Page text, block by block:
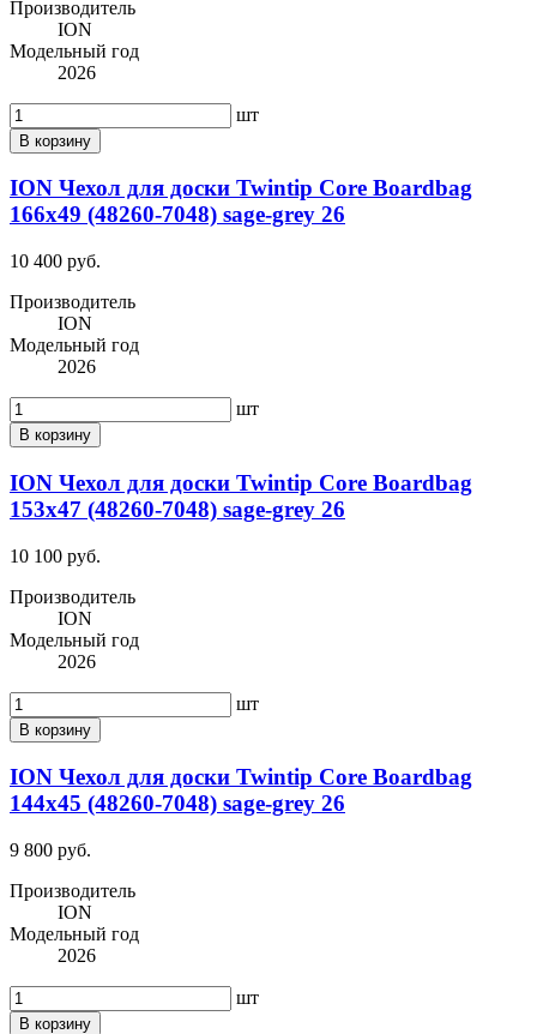
Производитель
ION
Модельный год
2026
шт
В корзину
ION Чехол для доски Twintip Core Boardbag
166x49 (48260-7048) sage-grey 26
10 400 руб.
Производитель
ION
Модельный год
2026
шт
В корзину
ION Чехол для доски Twintip Core Boardbag
153x47 (48260-7048) sage-grey 26
10 100 руб.
Производитель
ION
Модельный год
2026
шт
В корзину
ION Чехол для доски Twintip Core Boardbag
144x45 (48260-7048) sage-grey 26
9 800 руб.
Производитель
ION
Модельный год
2026
шт
В корзину